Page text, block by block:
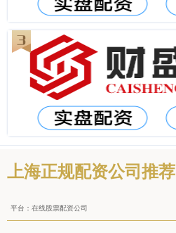
上海正规配资公司推荐
平台：在线股票配资公司